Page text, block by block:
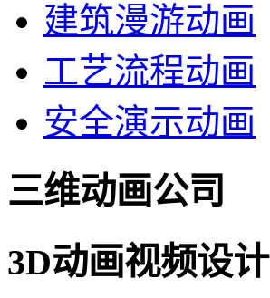
建筑漫游动画
工艺流程动画
安全演示动画
三维动画公司
3D动画视频设计